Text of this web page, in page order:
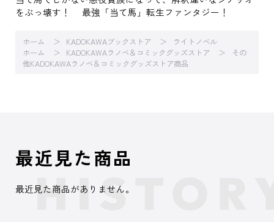
をぶっ壊す！ 最強「当て馬」転生ファンタジー！
ホーム KADOKAWAブックストア
ライトノベル
ホーム
KADOKAWAラノベ＆コミックグッズストア
その
他KADOKAWAラノベ＆コミックグッズストア商品
最近見た商品
最近見た商品がありません。